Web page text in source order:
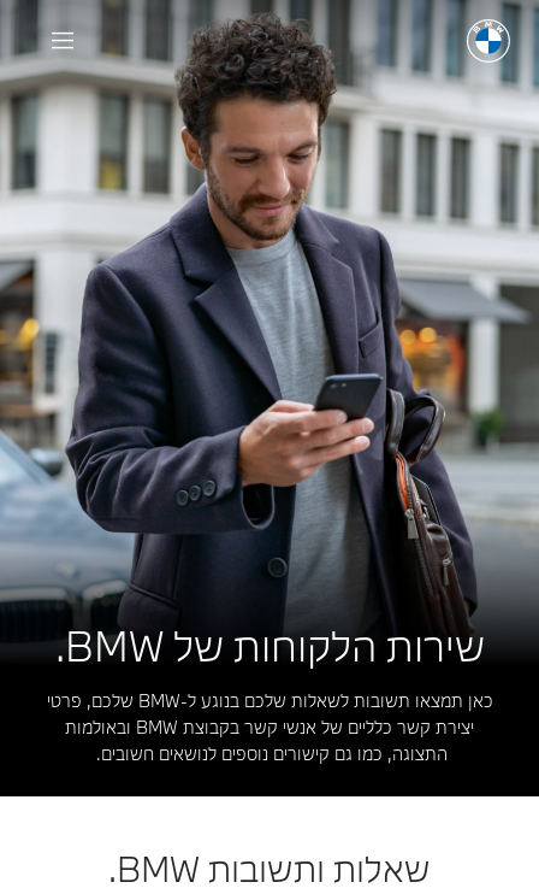
שירות הלקוחות של BMW.
כאן תמצאו תשובות לשאלות שלכם בנוגע ל-BMW שלכם, פרטי
יצירת קשר כלליים של אנשי קשר בקבוצת BMW ובאולמות
התצוגה, כמו גם קישורים נוספים לנושאים חשובים.
שאלות ותשובות BMW.